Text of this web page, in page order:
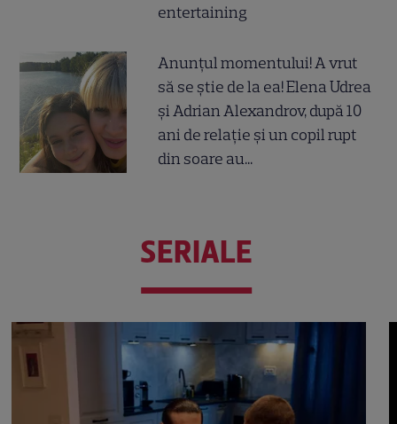
entertaining
Anunțul momentului! A vrut
să se știe de la ea! Elena Udrea
și Adrian Alexandrov, după 10
ani de relație și un copil rupt
din soare au...
SERIALE